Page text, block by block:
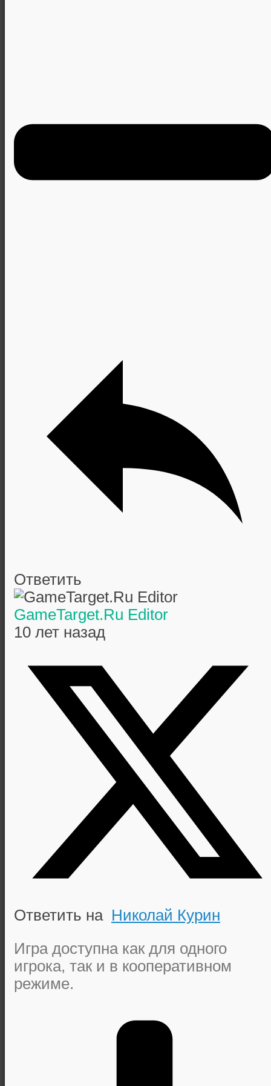
Ответить
GameTarget.Ru Editor
10 лет назад
Ответить на Николай Курин
Игра доступна как для одного
игрока, так и в кооперативном
режиме.